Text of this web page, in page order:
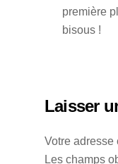
première
bisous !
Laisser
Votre adresse
Les champs